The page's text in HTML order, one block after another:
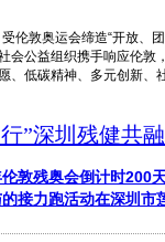
伦敦奥运会缔造“开放、
会公益组织携手响应伦敦
、低碳精神、多元创新、
”深圳残健共
敦残奥会倒计时200
接力跑活动在深圳市